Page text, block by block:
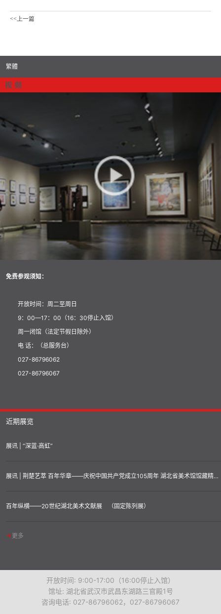
<<上一篇
繁體
视 频
免费参观须知：
开放时间：周二至周日
9：00—17：00（16：30停止入馆）
周一闭馆（法定节假日除外）
电 话：（总服务台）
027-86796062
027-86796067
近期展览
展讯 | “深蓝·高虹”
展讯 | 荆楚艺萃 百年华章——庆祝中国共产党成立105周年 湖北省美术馆馆藏精品汇展
百年纵横——20世纪湖北美术文献展 （固定陈列展）
更多
开放时间: 9:00-17:00（16:00停止入馆）
馆址: 湖北省武汉市武昌东湖路三官殿1号
咨询电话: 027-86796062，027-86796067